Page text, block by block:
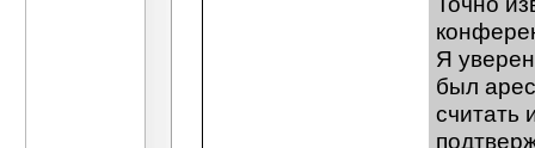
Я
был
считать